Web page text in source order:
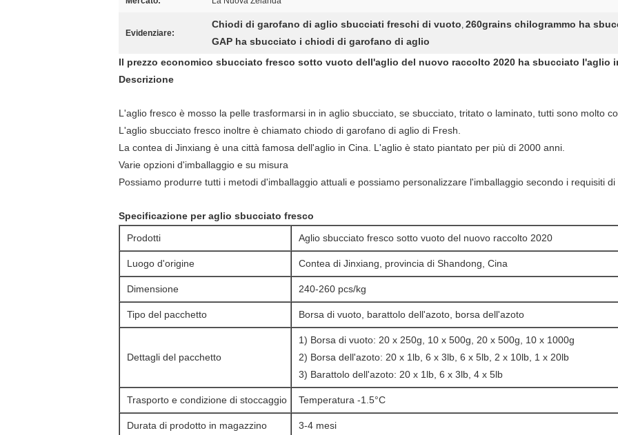
Evidenziare:
Chiodi di garofano di aglio sbucciati freschi di vuoto, 260grains chilogrammo ha
GAP ha sbucciato i chiodi di garofano di aglio
Il prezzo economico sbucciato fresco sotto vuoto dell'aglio del nuovo raccolto 2020 ha sbucciato l'aglio
Descrizione
L'aglio fresco è mosso la pelle trasformarsi in in aglio sbucciato, se sbucciato, tritato o laminato, tutti sono molto
L'aglio sbucciato fresco inoltre è chiamato chiodo di garofano di aglio di Fresh.
La contea di Jinxiang è una città famosa dell'aglio in Cina. L'aglio è stato piantato per più di 2000 anni.
Varie opzioni d'imballaggio e su misura
Possiamo produrre tutti i metodi d'imballaggio attuali e possiamo personalizzare l'imballaggio secondo i requisiti di
Specificazione per aglio sbucciato fresco
Prodotti
Aglio sbucciato fresco sotto vuoto del nuovo raccolto 2020
Luogo d'origine Contea di Jinxiang, provincia di Shandong, Cina
Dimensione 240-260 pcs/kg
Tipo del pacchetto Borsa di vuoto, barattolo dell'azoto, borsa dell'azoto
Dettagli del pacchetto
1) Borsa di vuoto: 20 x 250g, 10 x 500g, 20 x 500g, 10 x 1000g
2) Borsa dell'azoto: 20 x 1lb, 6 x 3lb, 6 x 5lb, 2 x 10lb, 1 x 20lb
3) Barattolo dell'azoto: 20 x 1lb, 6 x 3lb, 4 x 5lb
Trasporto e condizione di stoccaggio Temperatura -1.5°C
Durata di prodotto in magazzino 3-4 mesi